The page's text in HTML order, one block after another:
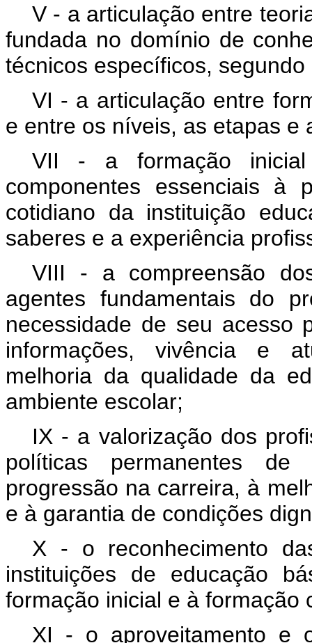
V - a articulação entre
fundada no domínio de
técnicos específicos,
VI - a articulação entre
e entre os níveis, as etapas e
VII - a formação inicial
componentes essenciais à
cotidiano da instituição
saberes e a experiência
VIII - a compreensão
agentes fundamentais do
necessidade de seu acesso
informações, vivência e
melhoria da qualidade da
ambiente escolar;
IX - a valorização dos
políticas permanentes
progressão na carreira, à
e à garantia de condições
X - o reconhecimento
instituições de educação
formação inicial e à formação
XI - o aproveitamento e